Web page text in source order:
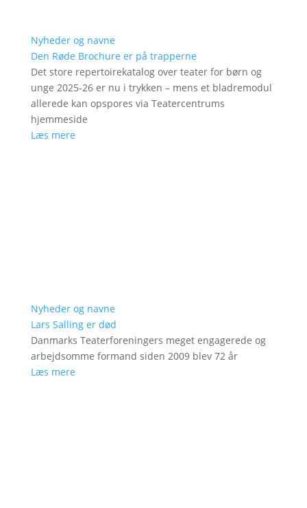
Nyheder og navne
Den Røde Brochure er på trapperne
Det store repertoirekatalog over teater for børn og
unge 2025-26 er nu i trykken – mens et bladremodul
allerede kan opspores via Teatercentrums
hjemmeside
Læs mere
Nyheder og navne
Lars Salling er død
Danmarks Teaterforeningers meget engagerede og
arbejdsomme formand siden 2009 blev 72 år
Læs mere